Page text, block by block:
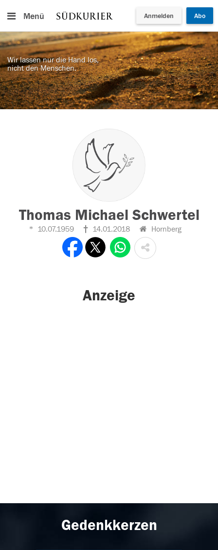
Menü Anmelden Abo
Wir lassen nur die Hand los,
nicht den Menschen.
Thomas Michael Schwertel
10.07.1959 14.01.2018 Hornberg
Anzeige
Gedenkkerzen